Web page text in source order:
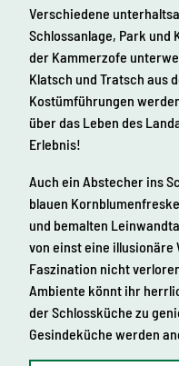
Verschiedene
Schlossanlage, Park
der Kammerzofe
Klatsch und Tratsch aus
Kostümführungen
über das Leben des
Erlebnis!
Auch ein Abstecher ins
blauen
und bemalten
von einst eine illusionäre
Faszination nicht
Ambiente könnt ihr
der Schlossküche zu
Gesindeküche werden